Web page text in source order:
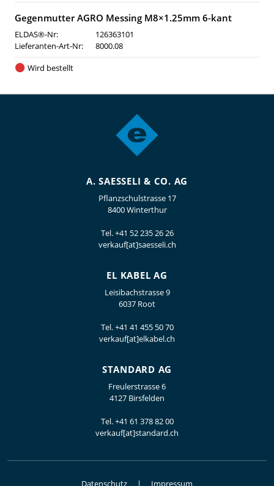
Gegenmutter AGRO Messing M8×1.25mm 6-kant
ELDAS®-Nr:
126363101
Lieferanten-Art-Nr:
8000.08
Wird bestellt
A. SAESSELI & CO. AG
Pflanzschulstrasse 17
8400 Winterthur
Tel.+41 52 235 26 26
verkauf[at]saesseli.ch
EL KABEL AG
Leisibachstrasse 9
6037 Root
Tel.+41 41 455 50 70
verkauf[at]elkabel.ch
STANDARD AG
Freulerstrasse 6
4127 Birsfelden
Tel.+41 61 378 82 00
verkauf[at]standard.ch
Datenschutz Impressum